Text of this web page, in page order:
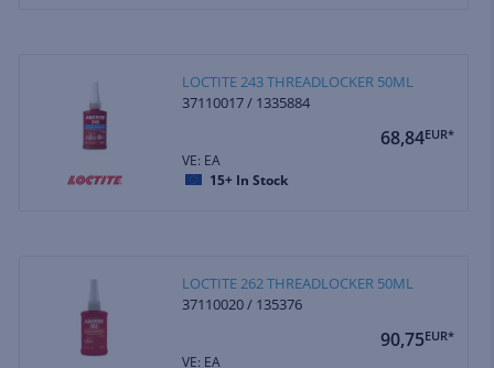
LOCTITE 243 THREADLOCKER 50ML
37110017 / 1335884
68,84EUR*
VE: EA
15+ In Stock
LOCTITE 262 THREADLOCKER 50ML
37110020 / 135376
90,75EUR*
VE: EA